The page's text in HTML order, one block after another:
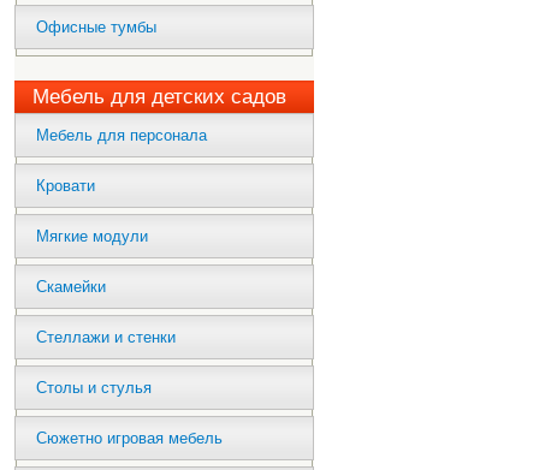
Офисные тумбы
Мебель для детских садов
Мебель для персонала
Кровати
Мягкие модули
Скамейки
Стеллажи и стенки
Столы и стулья
Сюжетно игровая мебель